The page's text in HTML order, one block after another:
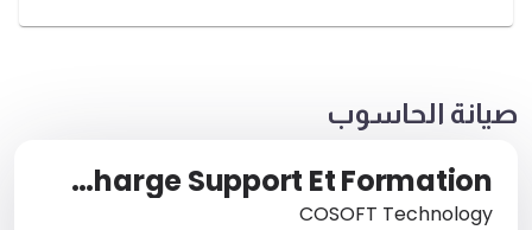
صيانة الحاسوب
Help_Desk/Charge Support Et Formation
COSOFT Technology